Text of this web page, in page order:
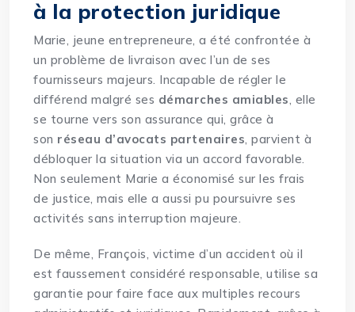
à la protection juridique
Marie, jeune entrepreneure, a été confrontée à
un problème de livraison avec l’un de ses
fournisseurs majeurs. Incapable de régler le
différend malgré ses démarches amiables, elle
se tourne vers son assurance qui, grâce à
son réseau d’avocats partenaires, parvient à
débloquer la situation via un accord favorable.
Non seulement Marie a économisé sur les frais
de justice, mais elle a aussi pu poursuivre ses
activités sans interruption majeure.
De même, François, victime d’un accident où il
est faussement considéré responsable, utilise sa
garantie pour faire face aux multiples recours